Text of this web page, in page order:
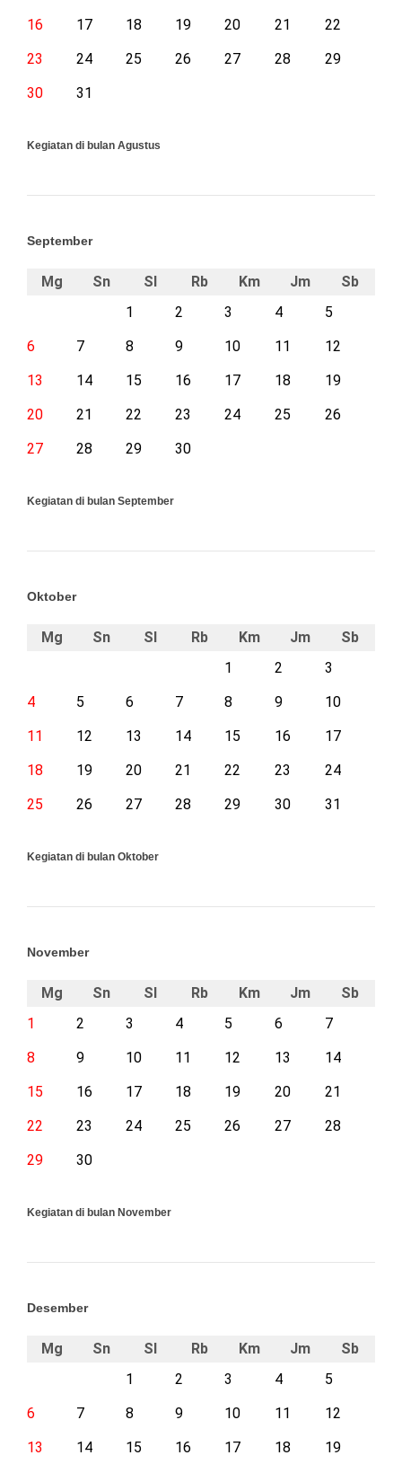
16
17 18 19 20 21
22
23
24 25 26 27 28
29
30
31
Kegiatan di bulan Agustus
September
Mg Sn Sl Rb Km Jm
Sb
1
2 3 4
5
6
7 8 9 10 11
12
13
14 15 16 17 18
19
20
21 22 23 24 25
26
27
28 29 30
Kegiatan di bulan September
Oktober
Mg Sn Sl Rb Km Jm
Sb
1
2
3
4
5 6 7 8 9
10
11
12 13 14 15 16
17
18
19 20 21 22 23
24
25
26 27 28 29 30 31
Kegiatan di bulan Oktober
November
Mg Sn Sl Rb Km Jm
Sb
1
2 3 4 5 6
7
8
9 10 11 12 13
14
15
16 17 18 19 20
21
22
23 24 25 26 27
28
29
30
Kegiatan di bulan November
Desember
Mg Sn Sl Rb Km Jm
Sb
1
2 3 4
5
6
7 8 9 10 11
12
13
14 15 16 17 18 19